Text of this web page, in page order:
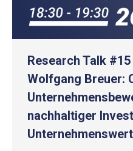
Research Talk
Wolfgang Breuer:
nachhaltiger
Unternehmenswert